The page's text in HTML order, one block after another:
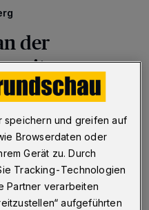
der
weiter
Am Ölberg in
neue Studierende
veranstaltet die
Aufnahmetag.
über die Website der
speichern und greifen auf
Browserdaten oder
Gerät zu. Durch
Tracking-Technologien
Partner verarbeiten
aufgeführten